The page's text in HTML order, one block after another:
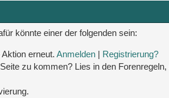
könnte einer der folgenden sein:
Aktion erneut.Anmelden | Registrierung?
zu kommen? Lies in den